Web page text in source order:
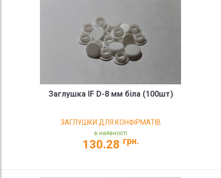
Заглушка IF D-8 мм біла (100шт)
ЗАГЛУШКИ ДЛЯ КОНФІРМАТІВ
в наявності
130.28 грн.